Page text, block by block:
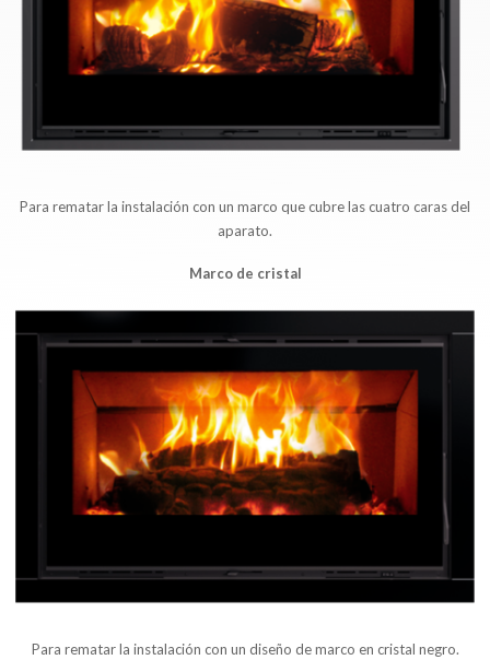
Para rematar la instalación con un marco que cubre las cuatro caras del
aparato.
Marco de cristal
Para rematar la instalación con un diseño de marco en cristal negro.